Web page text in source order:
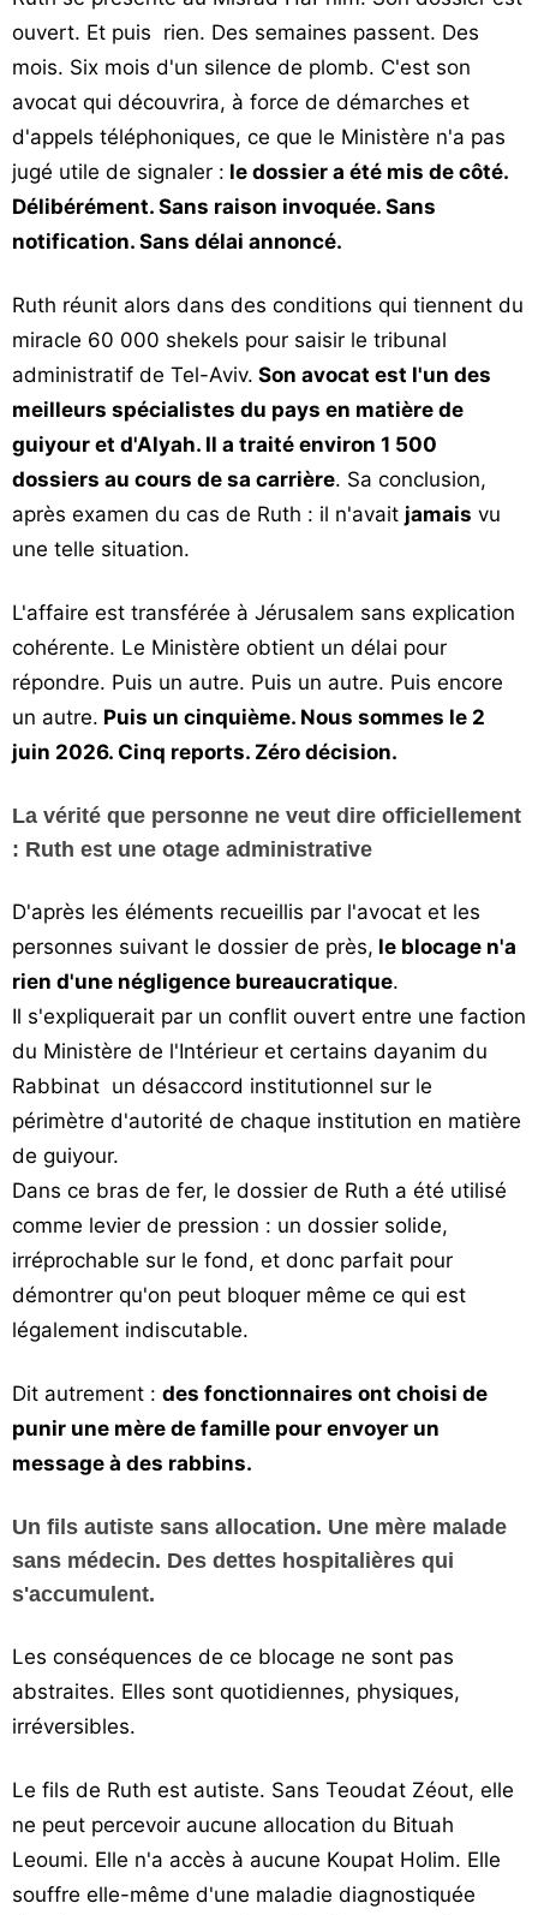
ouvert. Et puis rien. Des semaines passent. Des
mois. Six mois d'un silence de plomb. C'est son
avocat qui découvrira, à force de démarches et
d'appels téléphoniques, ce que le Ministère n'a pas
jugé utile de signaler : le dossier a été mis de côté.
Délibérément. Sans raison invoquée. Sans
notification. Sans délai annoncé.
Ruth réunit alors dans des conditions qui tiennent du
miracle 60 000 shekels pour saisir le tribunal
administratif de Tel-Aviv. Son avocat est l'un des
meilleurs spécialistes du pays en matière de
guiyour et d'Alyah. Il a traité environ 1 500
dossiers au cours de sa carrière. Sa conclusion,
après examen du cas de Ruth : il n'avait jamais vu
une telle situation.
L'affaire est transférée à Jérusalem sans explication
cohérente. Le Ministère obtient un délai pour
répondre. Puis un autre. Puis un autre. Puis encore
un autre. Puis un cinquième. Nous sommes le 2
juin 2026. Cinq reports. Zéro décision.
La vérité que personne ne veut dire officiellement
: Ruth est une otage administrative
D'après les éléments recueillis par l'avocat et les
personnes suivant le dossier de près, le blocage n'a
rien d'une négligence bureaucratique.
Il s'expliquerait par un conflit ouvert entre une faction
du Ministère de l'Intérieur et certains dayanim du
Rabbinat un désaccord institutionnel sur le
périmètre d'autorité de chaque institution en matière
de guiyour.
Dans ce bras de fer, le dossier de Ruth a été utilisé
comme levier de pression : un dossier solide,
irréprochable sur le fond, et donc parfait pour
démontrer qu'on peut bloquer même ce qui est
légalement indiscutable.
Dit autrement : des fonctionnaires ont choisi de
punir une mère de famille pour envoyer un
message à des rabbins.
Un fils autiste sans allocation. Une mère malade
sans médecin. Des dettes hospitalières qui
s'accumulent.
Les conséquences de ce blocage ne sont pas
abstraites. Elles sont quotidiennes, physiques,
irréversibles.
Le fils de Ruth est autiste. Sans Teoudat Zéout, elle
ne peut percevoir aucune allocation du Bituah
Leoumi. Elle n'a accès à aucune Koupat Holim. Elle
souffre elle-même d'une maladie diagnostiquée